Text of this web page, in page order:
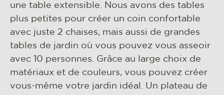
une table extensible. Nous avons des tables
plus petites pour créer un coin confortable
avec juste 2 chaises, mais aussi de grandes
tables de jardin où vous pouvez vous asseoir
avec 10 personnes. Grâce au large choix de
matériaux et de couleurs, vous pouvez créer
vous-même votre jardin idéal. Un plateau de